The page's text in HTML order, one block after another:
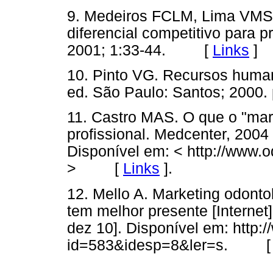
9. Medeiros FCLM, Lima
diferencial competitivo para
2001; 1:33-44. [ Links ]
10. Pinto VG. Recursos
ed. São Paulo: Santos;
11. Castro MAS. O que o
profissional. Medcenter,
Disponível em: < http://
> [ Links ] .
12. Mello A. Marketing
tem melhor presente
dez 10]. Disponível em:
id=583&idesp=8&ler=s.